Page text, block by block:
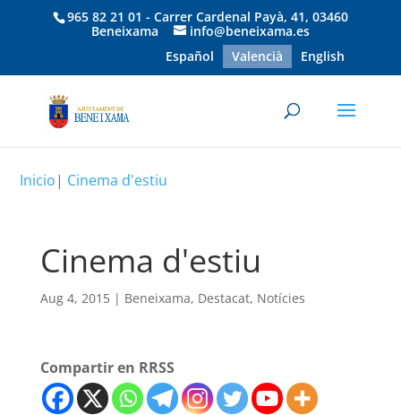
965 82 21 01 - Carrer Cardenal Payà, 41, 03460
Beneixama
info@beneixama.es
Español
Valencià English
Inicio| Cinema d'estiu
Cinema d'estiu
Aug 4, 2015| Beneixama, Destacat, Notícies
Compartir en RRSS